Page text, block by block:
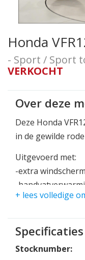
Honda
- Sport / Sport
VERKOCHT
Over deze
Deze Honda
in de gewilde
Uitgevoerd met:
-extra windscherm
-
-middenbok
Een heerlijke
voor solo en duo
Welgeteld 173pk
+ lees volledige
Specificaties
Stocknumber: